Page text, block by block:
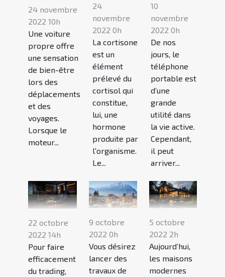
24 novembre
2022 10h
Une voiture
propre offre
une sensation
de bien-être
lors des
déplacements
et des
voyages.
Lorsque le
moteur...
24
novembre
2022 0h
La cortisone
est un
élément
prélevé du
cortisol qui
constitue,
lui, une
hormone
produite par
l'organisme.
Le...
10
novembre
2022 0h
De nos
jours, le
téléphone
portable est
d’une
grande
utilité dans
la vie active.
Cependant,
il peut
arriver...
22 octobre
2022 14h
Pour faire
efficacement
du trading,
9 octobre
2022 0h
Vous désirez
lancer des
travaux de
5 octobre
2022 2h
Aujourd’hui,
les maisons
modernes